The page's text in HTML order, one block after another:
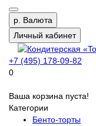
р. Валюта
Личный кабинет
+7 (495) 178-09-82
0
Ваша корзина пуста!
Категории
Бенто-торты